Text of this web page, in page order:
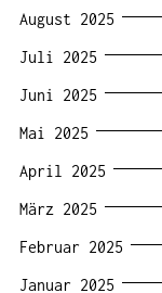
August 2025
Juli 2025
Juni 2025
Mai 2025
April 2025
März 2025
Februar 2025
Januar 2025